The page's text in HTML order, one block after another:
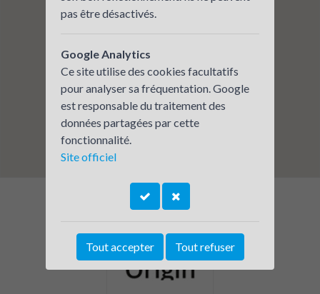
pas être désactivés.
Google Analytics
Ce site utilise des cookies facultatifs
pour analyser sa fréquentation. Google
est responsable du traitement des
données partagées par cette
fonctionnalité.
Site officiel
Tout accepter Tout refuser